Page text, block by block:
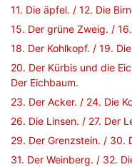
11. Die äpfel. / 12. Die
15. Der grüne Zweig. /
18. Der Kohlkopf. / 19.
20. Der Kürbis und die
Der Eichbaum.
23. Der Acker. / 24. Die
26. Die Linsen. / 27. Der
29. Der Grenzstein. / 30.
31. Der Weinberg. / 32.